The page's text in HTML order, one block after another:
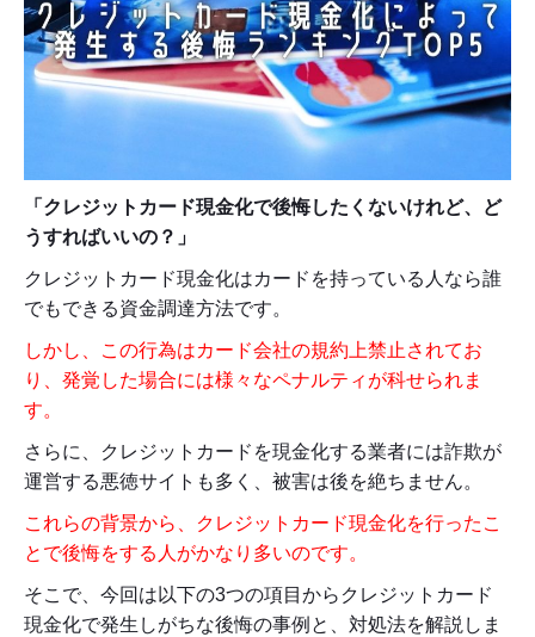
「クレジットカード現金化で後悔したくないけれど、ど
うすればいいの？」
クレジットカード現金化はカードを持っている人なら誰
でもできる資金調達方法です。
しかし、この行為はカード会社の規約上禁止されてお
り、発覚した場合には様々なペナルティが科せられま
す。
さらに、クレジットカードを現金化する業者には詐欺が
運営する悪徳サイトも多く、被害は後を絶ちません。
これらの背景から、クレジットカード現金化を行ったこ
とで後悔をする人がかなり多いのです。
そこで、今回は以下の3つの項目からクレジットカード
現金化で発生しがちな後悔の事例と、対処法を解説しま